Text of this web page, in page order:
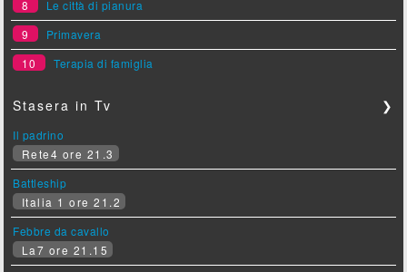
8
Le città di pianura
9
Primavera
10
Terapia di famiglia
Stasera in Tv ❯
Il padrino
Rete4 ore 21.3
Battleship
Italia 1 ore 21.2
Febbre da cavallo
La7 ore 21.15